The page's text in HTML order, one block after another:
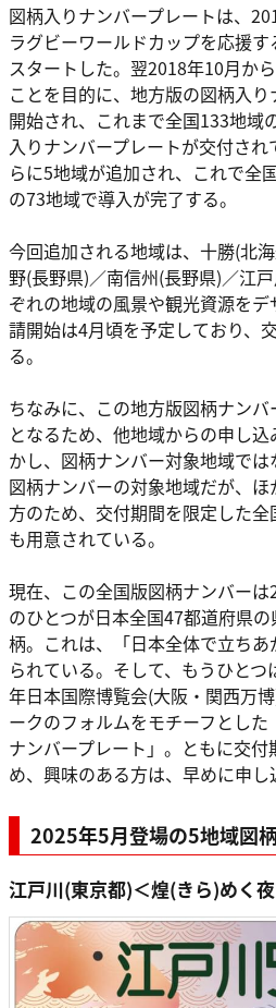
図柄入りナンバープレートは、
ラグビーワールドカップを応援
スタートした。翌2018年10月か
ことを目的に、地方版の図柄入
開始され、これまで全国133地域
入りナンバープレートが交付さ
らに5地域が追加され、これで全
の73地域で導入が完了する。
今回追加される地域は、十勝(北
野(長野県)／南信州(長野県)／江
ぞれの地域の風景や観光資源を
請開始は4月頃を予定しており、
る。
ちなみに、この地方版図柄ナン
となるため、他地域からの申し
かし、図柄ナンバー対象地域で
図柄ナンバーの対象地域だが、
方のため、交付期間を限定した
も用意されている。
現在、この全国版図柄ナンバー
のひとつが日本全国47都道府県
柄。これは、「日本全体で立ち
られている。そして、もうひと
年日本国際博覧会(大阪・関西万
ークのフォルムをモチーフとし
ナンバープレート」。ともに交
め、興味のある方は、早めに申し
2025年5月登場の5地域図
江戸川(東京都)＜煌(きら)めく